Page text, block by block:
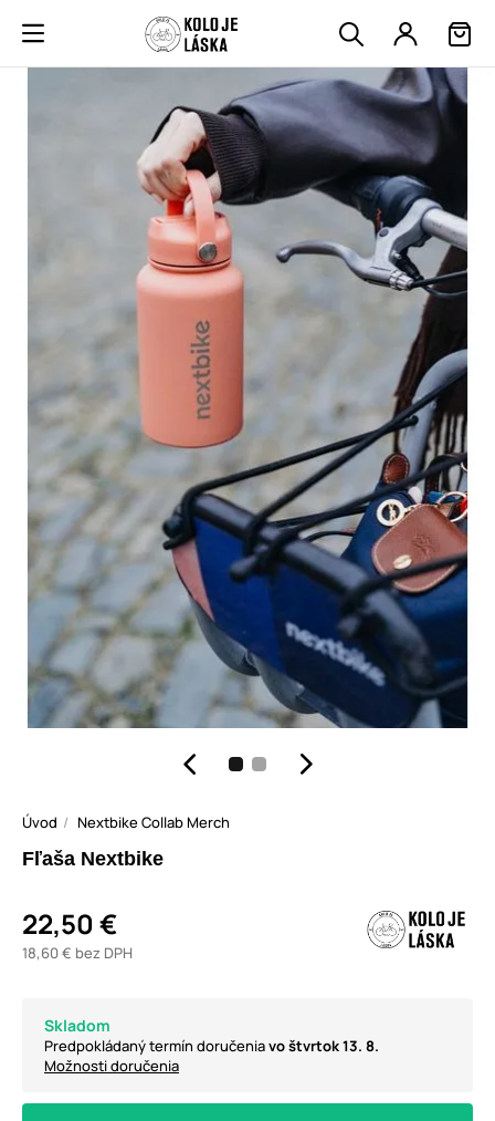
Úvod Nextbike Collab Merch
Fľaša Nextbike
22,50 €
18,60 € bez DPH
Skladom
Predpokládaný termín doručeniavo štvrtok 13. 8.
Možnosti doručenia